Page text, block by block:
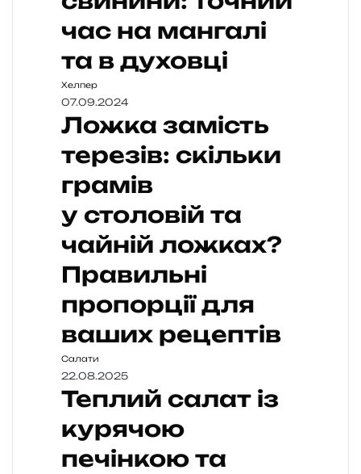
час на мангалі
та в духовці
Хелпер
07.09.2024
Ложка замість
терезів: скільки
грамів
у столовій та
чайній ложках?
Правильні
пропорції для
ваших рецептів
Салати
22.08.2025
Теплий салат із
курячою
печінкою та